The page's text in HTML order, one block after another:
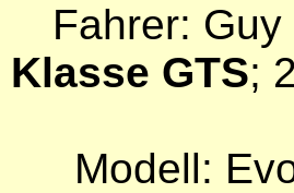
Fahrer:
Klasse GTS;
Modell: